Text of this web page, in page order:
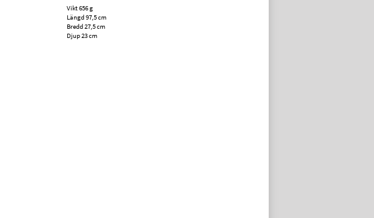
Vikt 656 g
Längd 97,5 cm
Bredd 27,5 cm
Djup 23 cm